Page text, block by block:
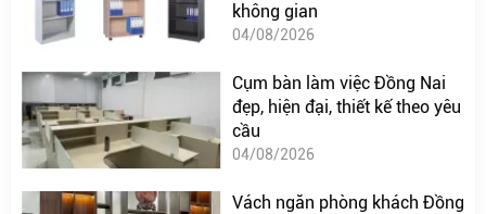
không gian
04/08/2026
Cụm bàn làm việc Đồng Nai
đẹp, hiện đại, thiết kế theo yêu
cầu
04/08/2026
Vách ngăn phòng khách Đồng